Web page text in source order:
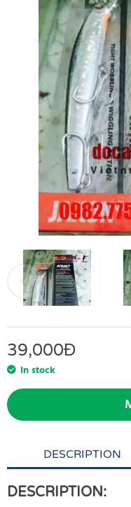
39,000Đ
In stock
DESCRIPTION
DESCRIPTION: